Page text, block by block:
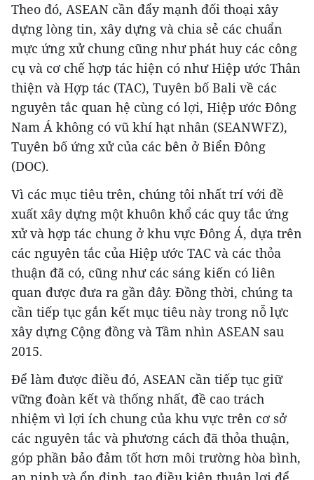
Theo đó, ASEAN cần đẩy mạnh đối thoại xây
dựng lòng tin, xây dựng và chia sẻ các chuẩn
mực ứng xử chung cũng như phát huy các công
cụ và cơ chế hợp tác hiện có như Hiệp ước Thân
thiện và Hợp tác (TAC), Tuyên bố Bali về các
nguyên tắc quan hệ cùng có lợi, Hiệp ước Đông
Nam Á không có vũ khí hạt nhân (SEANWFZ),
Tuyên bố ứng xử của các bên ở Biển Đông
(DOC).
Vì các mục tiêu trên, chúng tôi nhất trí với đề
xuất xây dựng một khuôn khổ các quy tắc ứng
xử và hợp tác chung ở khu vực Đông Á, dựa trên
các nguyên tắc của Hiệp ước TAC và các thỏa
thuận đã có, cũng như các sáng kiến có liên
quan được đưa ra gần đây. Đồng thời, chúng ta
cần tiếp tục gắn kết mục tiêu này trong nỗ lực
xây dựng Cộng đồng và Tầm nhìn ASEAN sau
2015.
Để làm được điều đó, ASEAN cần tiếp tục giữ
vững đoàn kết và thống nhất, đề cao trách
nhiệm vì lợi ích chung của khu vực trên cơ sở
các nguyên tắc và phương cách đã thỏa thuận,
góp phần bảo đảm tốt hơn môi trường hòa bình,